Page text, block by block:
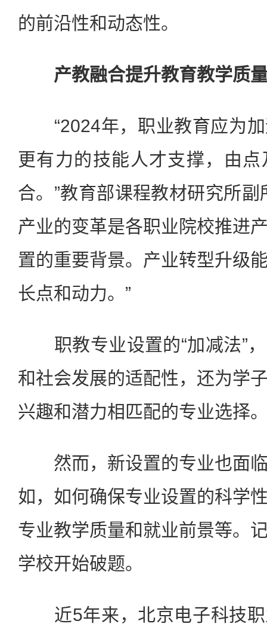
的前沿性和动态性。
产教融合提升教育教学质
“2024年，职业教育应为加
更有力的技能人才支撑，由
合。”教育部课程教材研究所副
产业的变革是各职业院校推进
置的重要背景。产业转型升级
长点和动力。”
职教专业设置的“加减法”，
和社会发展的适配性，还为学
兴趣和潜力相匹配的专业选择
然而，新设置的专业也面临
如，如何确保专业设置的科学
专业教学质量和就业前景等。
学校开始破题。
近5年来，北京电子科技职